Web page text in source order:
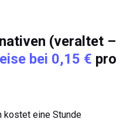
(veraltet –
bei 0,15 € pro
kostet eine Stunde